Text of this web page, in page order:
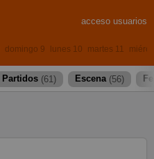
acceso usuarios
domingo 9 lunes 10 martes 11
Partidos (61) Escena (56)